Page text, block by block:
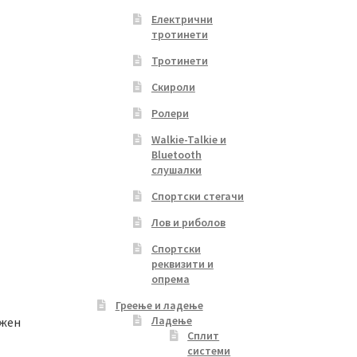
Електрични
тротинети
Тротинети
Скироли
Ролери
Walkie-Talkie и
Bluetooth
слушалки
Спортски стегачи
Лов и риболов
Спортски
реквизити и
опрема
Греење и ладење
Ладење
Сплит
системи